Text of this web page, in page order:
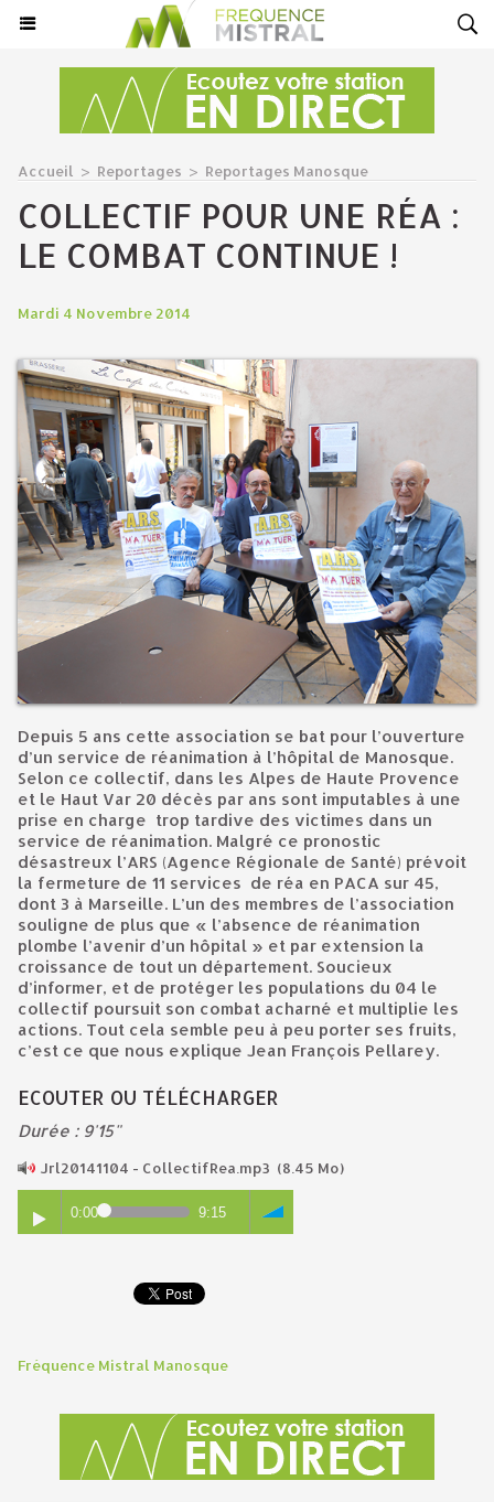
Accueil > Reportages > Reportages Manosque
COLLECTIF POUR UNE RÉA :
LE COMBAT CONTINUE !
Mardi 4 Novembre 2014
Depuis 5 ans cette association se bat pour l’ouverture
d’un service de réanimation à l’hôpital de Manosque.
Selon ce collectif, dans les Alpes de Haute Provence
et le Haut Var 20 décès par ans sont imputables à une
prise en charge trop tardive des victimes dans un
service de réanimation. Malgré ce pronostic
désastreux l’ARS (Agence Régionale de Santé) prévoit
la fermeture de 11 services de réa en PACA sur 45,
dont 3 à Marseille. L’un des membres de l’association
souligne de plus que « l’absence de réanimation
plombe l’avenir d’un hôpital » et par extension la
croissance de tout un département. Soucieux
d’informer, et de protéger les populations du 04 le
collectif poursuit son combat acharné et multiplie les
actions. Tout cela semble peu à peu porter ses fruits,
c’est ce que nous explique Jean François Pellarey.
ECOUTER OU TÉLÉCHARGER
Durée : 9'15"
Jrl20141104 - CollectifRea.mp3 (8.45 Mo)
0:00 9:15
Fréquence Mistral Manosque